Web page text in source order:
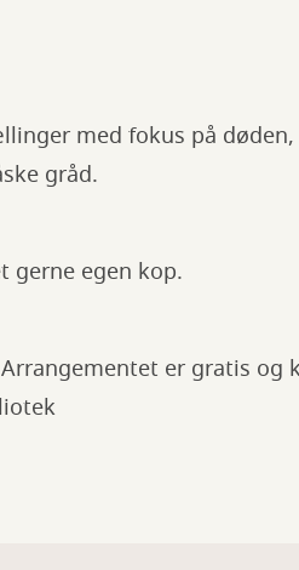
med fokus på døden,
gråd.
gerne egen kop.
er gratis og